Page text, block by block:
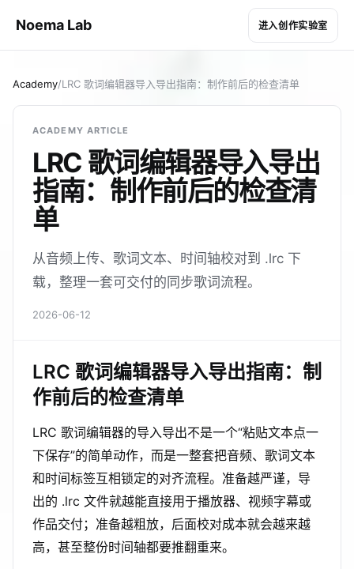
Noema Lab 进入创作实验室
Academy/LRC 歌词编辑器导入导出指南：制作前后的检查清单
ACADEMY ARTICLE
LRC 歌词编辑器导入导出
指南：制作前后的检查清
单
从音频上传、歌词文本、时间轴校对到 .lrc 下
载，整理一套可交付的同步歌词流程。
2026-06-12
LRC 歌词编辑器导入导出指南：制
作前后的检查清单
LRC 歌词编辑器的导入导出不是一个“粘贴文本点一
下保存”的简单动作，而是一整套把音频、歌词文本
和时间标签互相锁定的对齐流程。准备越严谨，导
出的 .lrc 文件就越能直接用于播放器、视频字幕或
作品交付；准备越粗放，后面校对成本就会越来越
高，甚至整份时间轴都要推翻重来。